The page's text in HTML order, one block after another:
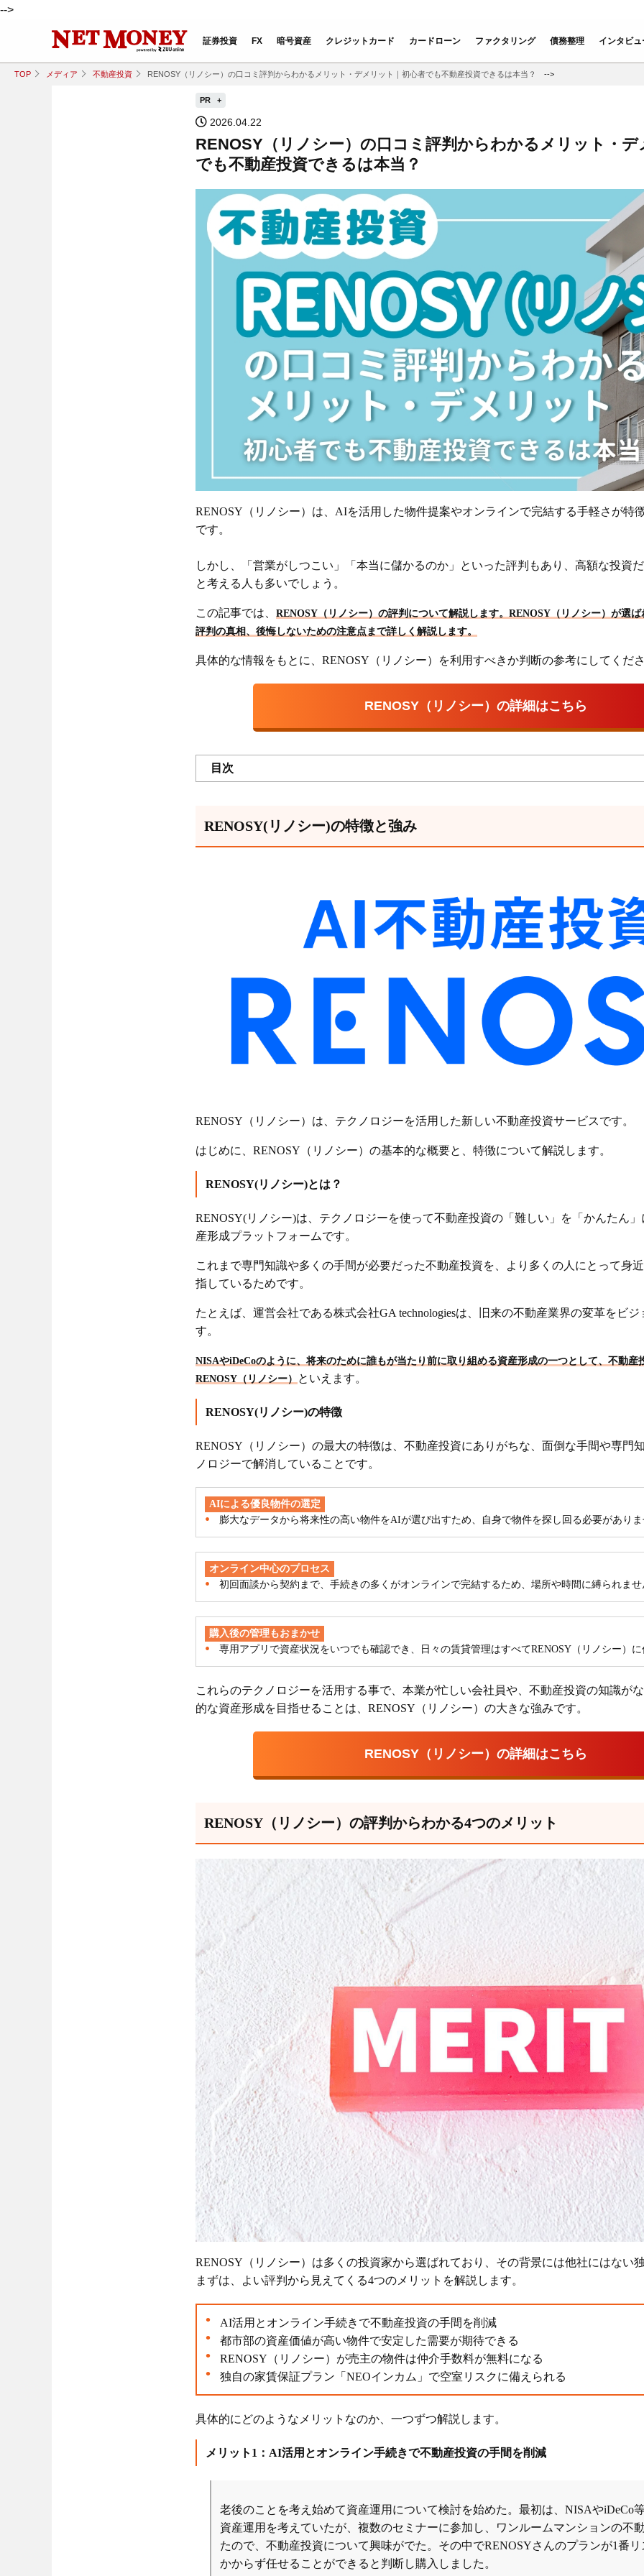
-->
証券投資 FX 暗号資産 クレジットカード カードローン ファクタリング 債務整理 インタビュ
TOP メディア 不動産投資 RENOSY（リノシー）の口コミ評判からわかるメリット・デメリット｜初心者でも不動産投資できるは本当？ -->
PR
2026.04.22
RENOSY（リノシー）の口コミ評判からわかるメリット・デ
でも不動産投資できるは本当？
RENOSY（リノシー）は、AIを活用した物件提案やオンラインで完結する手軽さが特
です。
しかし、「営業がしつこい」「本当に儲かるのか」といった評判もあり、高額な投資
と考える人も多いでしょう。
この記事では、 RENOSY（リノシー）の評判について解説します。RENOSY（リノシー）が選
評判の真相、後悔しないための注意点まで詳しく解説します。
具体的な情報をもとに、RENOSY（リノシー）を利用すべきか判断の参考にしてくだ
RENOSY（リノシー）の詳細はこちら
目次
RENOSY(リノシー)の特徴と強み
RENOSY（リノシー）は、テクノロジーを活用した新しい不動産投資サービスです。
はじめに、RENOSY（リノシー）の基本的な概要と、特徴について解説します。
RENOSY(リノシー)とは？
RENOSY(リノシー)は、テクノロジーを使って不動産投資の「難しい」を「かんたん
産形成プラットフォームです。
これまで専門知識や多くの手間が必要だった不動産投資を、より多くの人にとって身
指しているためです。
たとえば、運営会社である株式会社GA technologiesは、旧来の不動産業界の変革をビ
す。
NISAやiDeCoのように、将来のために誰もが当たり前に取り組める資産形成の一つとして、不動産
RENOSY（リノシー）
といえます。
RENOSY(リノシー)の特徴
RENOSY（リノシー）の最大の特徴は、不動産投資にありがちな、面倒な手間や専門
ノロジーで解消していることです。
AIによる優良物件の選定
膨大なデータから将来性の高い物件をAIが選び出すため、自身で物件を探し回る必要があり
オンライン中心のプロセス
初回面談から契約まで、手続きの多くがオンラインで完結するため、場所や時間に縛られませ
購入後の管理もおまかせ
専用アプリで資産状況をいつでも確認でき、日々の賃貸管理はすべてRENOSY（リノシー）
これらのテクノロジーを活用する事で、本業が忙しい会社員や、不動産投資の知識が
的な資産形成を目指せることは、RENOSY（リノシー）の大きな強みです。
RENOSY（リノシー）の詳細はこちら
RENOSY（リノシー）の評判からわかる4つのメリット
RENOSY（リノシー）は多くの投資家から選ばれており、その背景には他社にはない
まずは、よい評判から見えてくる4つのメリットを解説します。
AI活用とオンライン手続きで不動産投資の手間を削減
都市部の資産価値が高い物件で安定した需要が期待できる
RENOSY（リノシー）が売主の物件は仲介手数料が無料になる
独自の家賃保証プラン「NEOインカム」で空室リスクに備えられる
具体的にどのようなメリットなのか、一つずつ解説します。
メリット1：AI活用とオンライン手続きで不動産投資の手間を削減
老後のことを考え始めて資産運用について検討を始めた。最初は、NISAやiDeCo
資産運用を考えていたが、複数のセミナーに参加し、ワンルームマンションの不
たので、不動産投資について興味がでた。その中でRENOSYさんのプランが1番
かからず任せることができると判断し購入しました。